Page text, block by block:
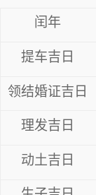
闰年
提车吉日
领结婚证吉日
理发吉日
动土吉日